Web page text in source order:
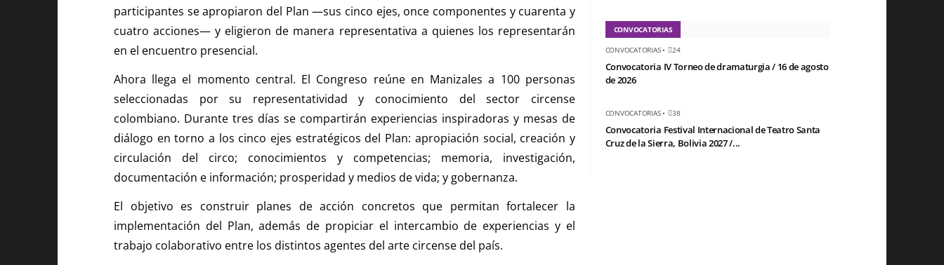
participantes se apropiaron del Plan —sus cinco ejes, once componentes y cuarenta y
cuatro acciones— y eligieron de manera representativa a quienes los representarán
en el encuentro presencial.
Ahora llega el momento central. El Congreso reúne en Manizales a 100 personas
seleccionadas por su representatividad y conocimiento del sector circense
colombiano. Durante tres días se compartirán experiencias inspiradoras y mesas de
diálogo en torno a los cinco ejes estratégicos del Plan: apropiación social, creación y
circulación del circo; conocimientos y competencias; memoria, investigación,
documentación e información; prosperidad y medios de vida; y gobernanza.
El objetivo es construir planes de acción concretos que permitan fortalecer la
implementación del Plan, además de propiciar el intercambio de experiencias y el
trabajo colaborativo entre los distintos agentes del arte circense del país.
CONVOCATORIAS
CONVOCATORIAS• 24
Convocatoria IV Torneo de dramaturgia / 16 de agosto
de 2026
CONVOCATORIAS• 38
Convocatoria Festival Internacional de Teatro Santa
Cruz de la Sierra, Bolivia 2027 /...